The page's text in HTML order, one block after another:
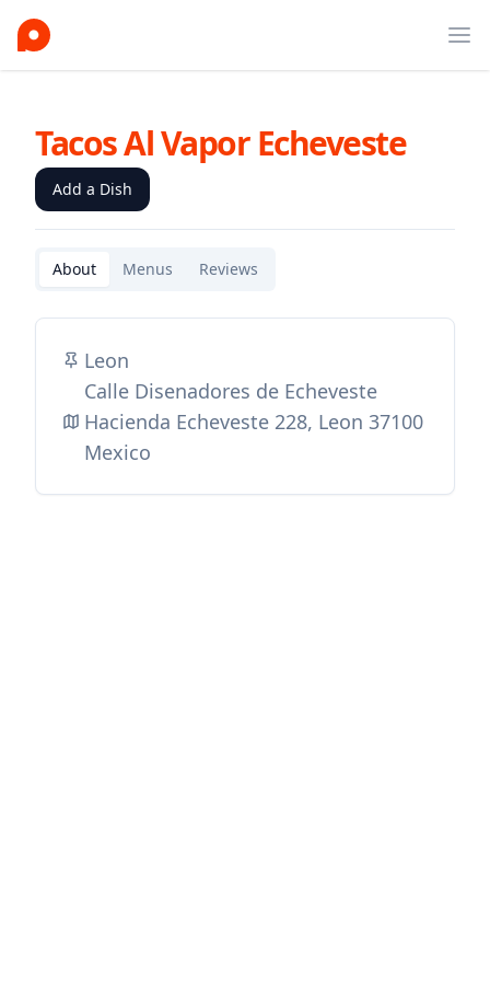
Tacos Al Vapor Echeveste
Add a Dish
About Menus Reviews
Leon
Calle Disenadores de Echeveste
Hacienda Echeveste 228, Leon 37100
Mexico